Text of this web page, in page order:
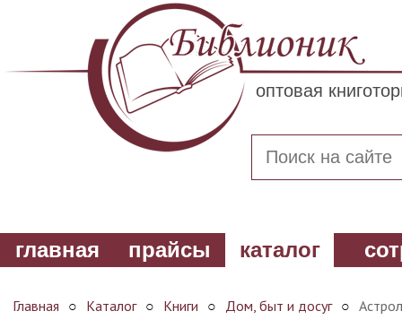
оптовая
главная прайсы каталог
Главная ○ Каталог ○ Книги ○ Дом, быт и досуг ○